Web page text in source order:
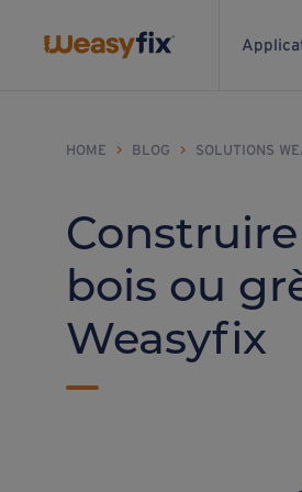
HOME > BLOG > SOLUTIONS
bois ou
Weasyfix